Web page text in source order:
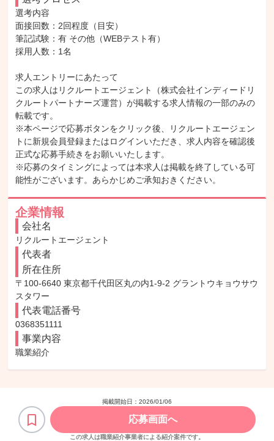
選考内容
面接回数：2回程度（目安）
筆記試験：有 その他（WEBテスト有）
採用人数：1名
求人エントリーにあたって
この求人はリクルートエージェント（株式会社インディードリ
クルートパートナーズ運営）が掲載する求人情報の一部のみの
転載です。
※本ページで応募ボタンをクリック後、リクルートエージェン
トに新規会員登録またはログインいただき、求人内容を確認後
正式な応募手続きをお願いいたします。
※応募のタイミングによっては本求人は掲載を終了している可
能性がございます。あらかじめご承知おきください。
企業情報
会社名
リクルートエージェント
代表者
所在住所
〒100-6640 東京都千代田区丸の内1-9-2 グラントウキョウサウ
スタワー
代表電話番号
0368351111
事業内容
職業紹介
掲載開始日： 2026/01/06
応募画面へ
この求人は職業紹介事業者による紹介案件です。